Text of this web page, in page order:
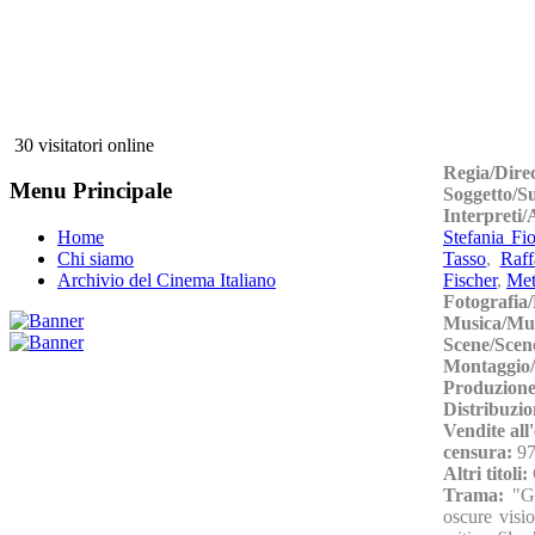
30 visitatori online
Menu Principale
Home
Chi siamo
Archivio del Cinema Italiano
Regia/
Soggetto/
Interpreti/
Stefania
Tasso,
Fischer,
Musica/
Scene/
Vendite
censura:
Altri titoli:
Trama:
oscure